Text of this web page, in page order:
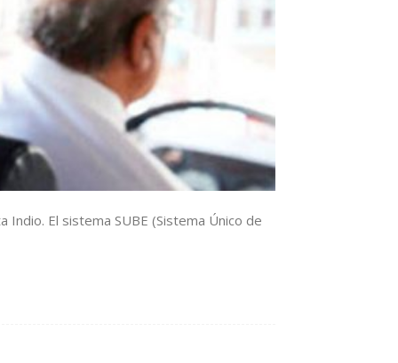
El sistema SUBE (Sistema Único de